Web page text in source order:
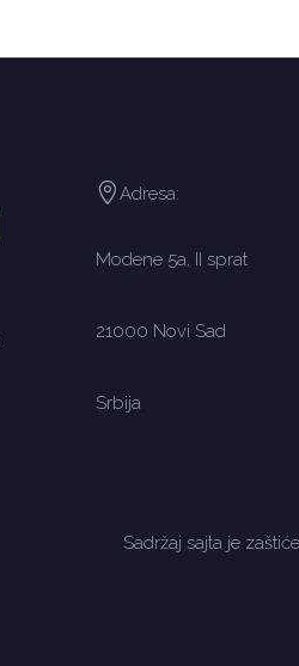
Adresa:
Modene 5a, II sprat
21000 Novi Sad
Srbija
Sadržaj sajta je